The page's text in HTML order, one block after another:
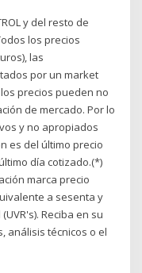
y del resto de
los precios
las
por un market
precios pueden no
de mercado. Por lo
y no apropiados
es del último precio
día cotizado.(*)
marca precio
a sesenta y
Reciba en su
análisis técnicos o el